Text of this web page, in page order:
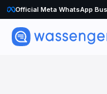
Official Meta WhatsApp